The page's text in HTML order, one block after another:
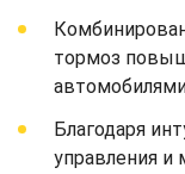
тормоз
Благодаря
управления и